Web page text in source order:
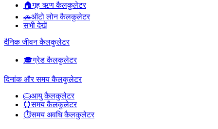
🏠गृह ऋण कैलकुलेटर
🚗ऑटो लोन कैलकुलेटर
सभी देखें
दैनिक जीवन कैलकुलेटर
🎓ग्रेड कैलकुलेटर
दिनांक और समय कैलकुलेटर
🎂आयु कैलकुलेटर
⏰समय कैलकुलेटर
⏱️समय अवधि कैलकुलेटर